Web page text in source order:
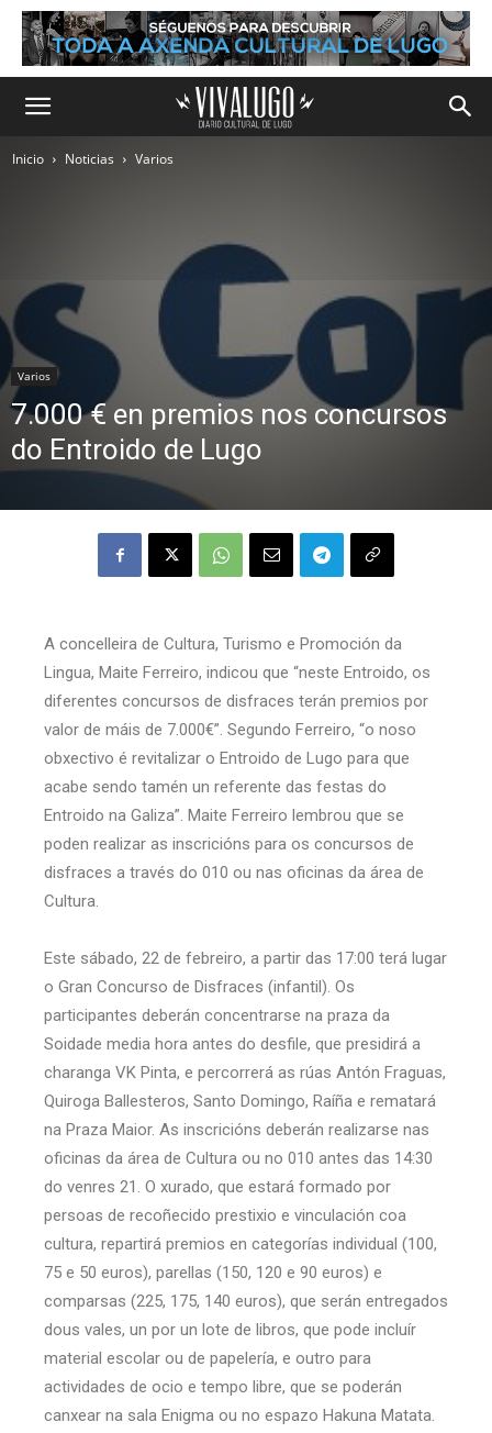
Inicio Noticias Varios
Varios
7.000 € en premios nos concursos
do Entroido de Lugo
A concelleira de Cultura, Turismo e Promoción da
Lingua, Maite Ferreiro, indicou que “neste Entroido, os
diferentes concursos de disfraces terán premios por
valor de máis de 7.000€”. Segundo Ferreiro, “o noso
obxectivo é revitalizar o Entroido de Lugo para que
acabe sendo tamén un referente das festas do
Entroido na Galiza”. Maite Ferreiro lembrou que se
poden realizar as inscricións para os concursos de
disfraces a través do 010 ou nas oficinas da área de
Cultura.
Este sábado, 22 de febreiro, a partir das 17:00 terá lugar
o Gran Concurso de Disfraces (infantil). Os
participantes deberán concentrarse na praza da
Soidade media hora antes do desfile, que presidirá a
charanga VK Pinta, e percorrerá as rúas Antón Fraguas,
Quiroga Ballesteros, Santo Domingo, Raíña e rematará
na Praza Maior. As inscricións deberán realizarse nas
oficinas da área de Cultura ou no 010 antes das 14:30
do venres 21. O xurado, que estará formado por
persoas de recoñecido prestixio e vinculación coa
cultura, repartirá premios en categorías individual (100,
75 e 50 euros), parellas (150, 120 e 90 euros) e
comparsas (225, 175, 140 euros), que serán entregados
dous vales, un por un lote de libros, que pode incluír
material escolar ou de papelería, e outro para
actividades de ocio e tempo libre, que se poderán
canxear na sala Enigma ou no espazo Hakuna Matata.